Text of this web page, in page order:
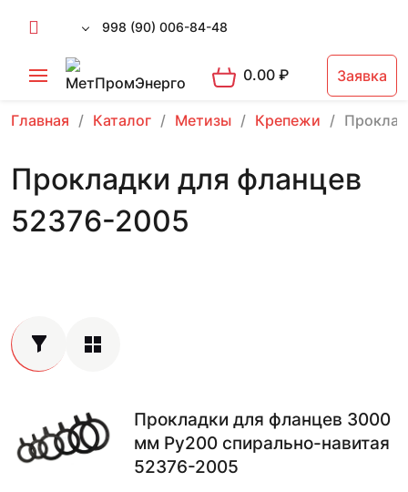
998 (90) 006-84-48
0.00₽ Заявка
Главная Каталог Метизы Крепежи
Прокладки для фланцев
52376-2005
Прокладки для фланцев 3000
мм Ру200 спирально-навитая
52376-2005